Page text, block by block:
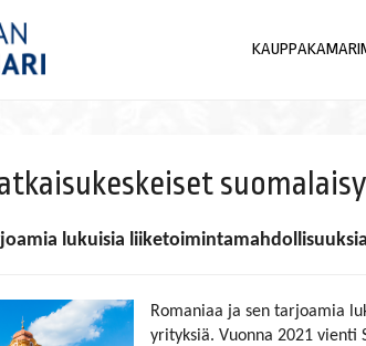
lukuisia
Romaniaa ja sen tarjoamia
yrityksiä. Vuonna 2021 vienti